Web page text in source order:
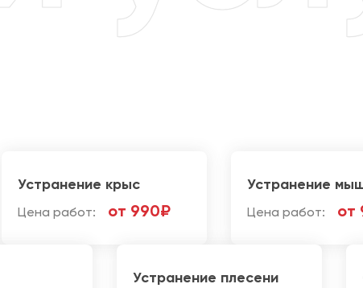
Устранение крыс
Цена работ: от 990₽
Устранение
Цена работ: от
Устранение плесени